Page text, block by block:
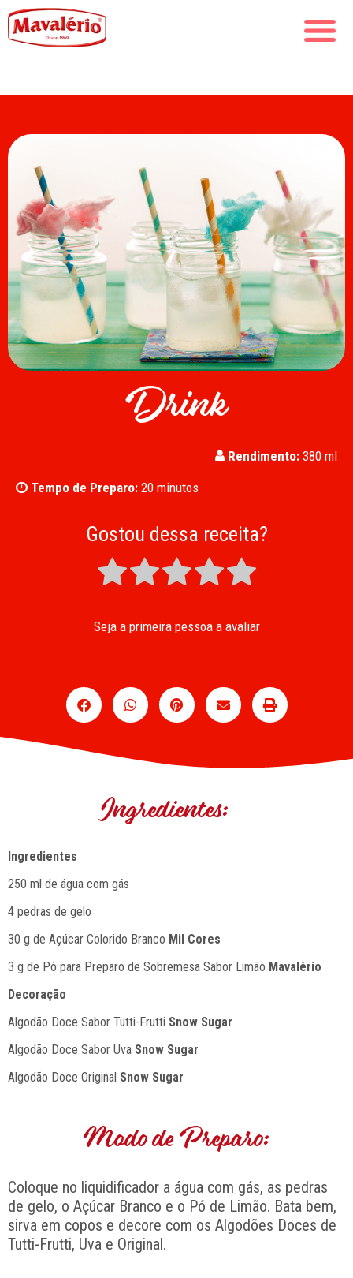
Drink
Rendimento: 380 ml
Tempo de Preparo: 20 minutos
Gostou dessa receita?
Seja a primeira pessoa a avaliar
Ingredientes:
Ingredientes
250 ml de água com gás
4 pedras de gelo
30 g de Açúcar Colorido Branco Mil Cores
3 g de Pó para Preparo de Sobremesa Sabor Limão Mavalério
Decoração
Algodão Doce Sabor Tutti-Frutti Snow Sugar
Algodão Doce Sabor Uva Snow Sugar
Algodão Doce Original Snow Sugar
Modo de Preparo:
Coloque no liquidificador a água com gás, as pedras
de gelo, o Açúcar Branco e o Pó de Limão. Bata bem,
sirva em copos e decore com os Algodões Doces de
Tutti-Frutti, Uva e Original.